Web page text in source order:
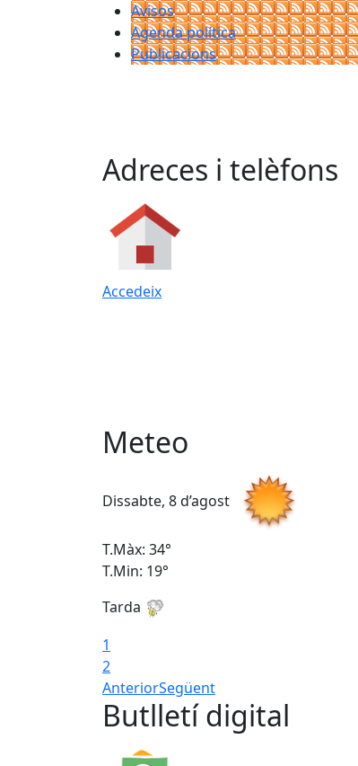
Avisos
Agenda política
Publicacions
Adreces i telèfons
Accedeix
Meteo
Dissabte, 8 d’agost
T.Màx: 34°
T.Min: 19°
Tarda
1
2
AnteriorSegüent
Butlletí digital